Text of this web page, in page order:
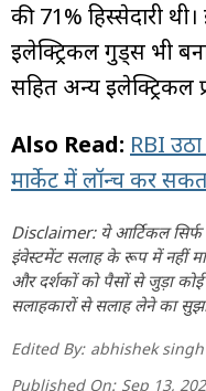
की 71% हिस्सेदारी
इलेक्ट्रिकल गुड्स भी
सहित अन्य इलेक्ट्रिकल
Also Read: RBI
मार्केट में लॉन्च कर
Disclaimer: ये आर्टिकल
इंवेस्टमेंट सलाह के रूप में नहीं
और दर्शकों को पैसों से जुड़ा
सलाहकारों से सलाह लेने का
Edited By: abhishek
Published On: Sep 13,